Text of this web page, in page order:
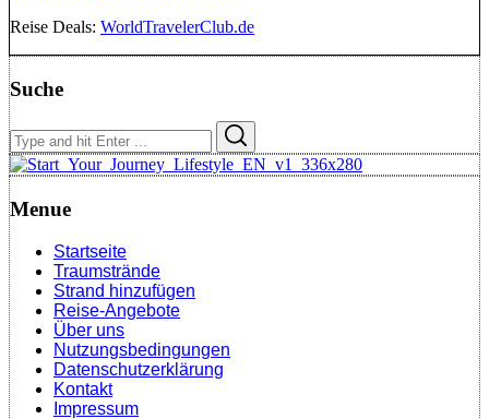
Reise Deals: WorldTravelerClub.de
Suche
Search
for:
Menue
Startseite
Traumstrände
Strand hinzufügen
Reise-Angebote
Über uns
Nutzungsbedingungen
Datenschutzerklärung
Kontakt
Impressum